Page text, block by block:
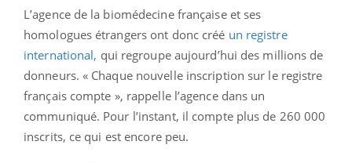
L’agence de la biomédecine française et ses
homologues étrangers ont donc créé un registre
international, qui regroupe aujourd’hui des millions de
donneurs. « Chaque nouvelle inscription sur le registre
français compte », rappelle l’agence dans un
communiqué. Pour l’instant, il compte plus de 260 000
inscrits, ce qui est encore peu.